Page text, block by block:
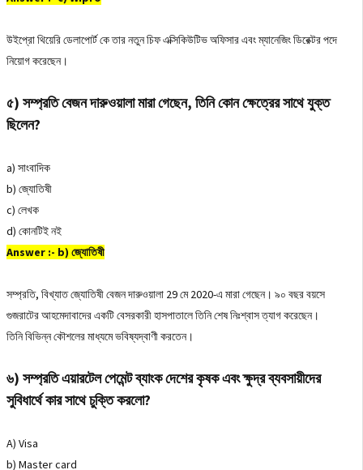
উইপ্রো থিয়েরি ডেলাপোর্ট কে তার নতুন চিফ এক্সিকিউটিভ অফিসার এবং ম্যানেজিং ডিরেক্টর পদে
নিয়োগ করেছেন।
৫) সম্প্রতি বেজন দারুওয়ালা মারা গেছেন, তিনি কোন ক্ষেত্রের সাথে যুক্ত
ছিলেন?
a) সাংবাদিক
b) জ্যোতিষী
c) লেখক
d) কোনটিই নই
Answer :- b) জ্যোতিষী
সম্প্রতি, বিখ্যাত জ্যোতিষী বেজন দারুওয়ালা 29 মে 2020-এ মারা গেছেন। ৯০ বছর বয়সে
গুজরাটের আহমেদাবাদের একটি বেসরকারী হাসপাতালে তিনি শেষ নিঃশ্বাস ত্যাগ করেছেন।
তিনি বিভিন্ন কৌশলের মাধ্যমে ভবিষ্যদ্বাণী করতেন।
৬) সম্প্রতি এয়ারটেল পেমেন্ট ব্যাংক দেশের কৃষক এবং ক্ষুদ্র ব্যবসায়ীদের
সুবিধার্থে কার সাথে চুক্তি করলো?
A) Visa
b) Master card